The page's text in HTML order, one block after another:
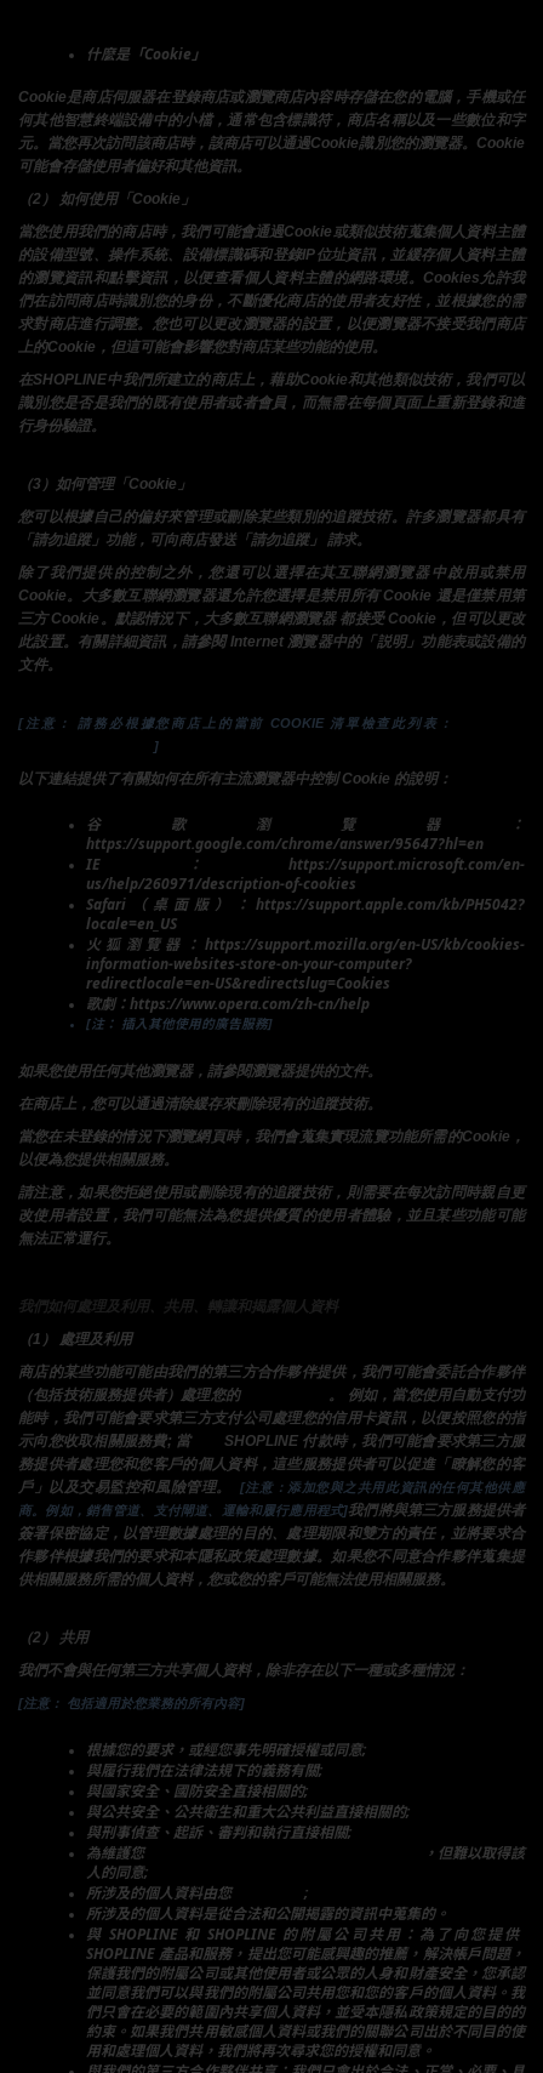
什麼是「Cookie」
Cookie是商店伺服器在登錄商店或瀏覽商店內容時存儲在您的電腦，手機或任
何其他智慧終端設備中的小檔，通常包含標識符，商店名稱以及一些數位和字
元。當您再次訪問該商店時，該商店可以通過Cookie識別您的瀏覽器。Cookie
可能會存儲使用者偏好和其他資訊。
（2） 如何使用「Cookie」
當您使用我們的商店時，我們可能會通過Cookie或類似技術蒐集個人資料主體
的設備型號、操作系統、設備標識碼和登錄IP位址資訊，並緩存個人資料主體
的瀏覽資訊和點擊資訊，以便查看個人資料主體的網路環境。Cookies允許我
們在訪問商店時識別您的身份，不斷優化商店的使用者友好性，並根據您的需
求對商店進行調整。您也可以更改瀏覽器的設置，以便瀏覽器不接受我們商店
上的Cookie，但這可能會影響您對商店某些功能的使用。
在SHOPLINE中我們所建立的商店上，藉助Cookie和其他類似技術，我們可以
識別您是否是我們的既有使用者或者會員，而無需在每個頁面上重新登錄和進
行身份驗證。
（3）如何管理「Cookie」
您可以根據自己的偏好來管理或刪除某些類別的追蹤技術。許多瀏覽器都具有
「請勿追蹤」功能，可向商店發送「請勿追蹤」 請求。
除了我們提供的控制之外，您還可以選擇在其互聯網瀏覽器中啟用或禁用
Cookie。大多數互聯網瀏覽器還允許您選擇是禁用所有 Cookie 還是僅禁用第
三方 Cookie。默認情況下，大多數互聯網瀏覽器 都接受 Cookie，但可以更改
此設置。有關詳細資訊，請參閱 Internet 瀏覽器中的「説明」功能表或設備的
文件。
[注意： 請務必根據您商店上的當前 COOKIE 清單檢查此列表：
]
以下連結提供了有關如何在所有主流瀏覽器中控制 Cookie 的說明：
谷歌瀏覽器：
https://support.google.com/chrome/answer/95647?hl=en
IE：https://support.microsoft.com/en-
us/help/260971/description-of-cookies
Safari（桌面版）：https://support.apple.com/kb/PH5042?
locale=en_US
火狐瀏覽器：https://support.mozilla.org/en-US/kb/cookies-
information-websites-store-on-your-computer?
redirectlocale=en-US&redirectslug=Cookies
歌劇：https://www.opera.com/zh-cn/help
[注： 插入其他使用的廣告服務]
如果您使用任何其他瀏覽器，請參閱瀏覽器提供的文件。
在商店上，您可以通過清除緩存來刪除現有的追蹤技術。
當您在未登錄的情況下瀏覽網頁時，我們會蒐集實現流覽功能所需的Cookie，
以便為您提供相關服務。
請注意，如果您拒絕使用或刪除現有的追蹤技術，則需要在每次訪問時親自更
改使用者設置，我們可能無法為您提供優質的使用者體驗，並且某些功能可能
無法正常運行。
我們如何處理及利用、共用、轉讓和揭露個人資料
（1） 處理及利用
商店的某些功能可能由我們的第三方合作夥伴提供，我們可能會委託合作夥伴
（包括技術服務提供者）處理您的某些個人資料 。 例如，當您使用自動支付功
能時，我們可能會要求第三方支付公司處理您的信用卡資訊，以便按照您的指
示向您收取相關服務費; 當使用 SHOPLINE 付款時，我們可能會要求第三方服
務提供者處理您和您客戶的個人資料，這些服務提供者可以促進「瞭解您的客
戶」以及交易監控和風險管理。
[注意：添加您與之共用此資訊的任何其他供應
商。例如，銷售管道、支付閘道、運輸和履行應用程式]我們將與第三方服務提供者
簽署保密協定，以管理數據處理的目的、處理期限和雙方的責任，並將要求合
作夥伴根據我們的要求和本隱私政策處理數據。如果您不同意合作夥伴蒐集提
供相關服務所需的個人資料，您或您的客戶可能無法使用相關服務。
（2） 共用
我們不會與任何第三方共享個人資料，除非存在以下一種或多種情況：
[注意： 包括適用於您業務的所有內容]
根據您的要求，或經您事先明確授權或同意;
與履行我們在法律法規下的義務有關;
與國家安全、國防安全直接相關的;
與公共安全、公共衛生和重大公共利益直接相關的;
與刑事偵查、起訴、審判和執行直接相關;
為維護您或任何其他人的生命、財產等重大合法權益
，但難以取得該
人的同意;
所涉及的個人資料由您向公眾揭露 ;
所涉及的個人資料是從合法和公開揭露的資訊中蒐集的。
與 SHOPLINE 和 SHOPLINE 的附屬公司共用：為了向您提供
SHOPLINE 產品和服務，提出您可能感興趣的推薦，解決帳戶問題，
保護我們的附屬公司或其他使用者或公眾的人身和財產安全，您承認
並同意我們可以與我們的附屬公司共用您和您的客戶的個人資料。我
們只會在必要的範圍內共享個人資料，並受本隱私政策規定的目的的
約束。如果我們共用敏感個人資料或我們的關聯公司出於不同目的使
用和處理個人資料，我們將再次尋求您的授權和同意。